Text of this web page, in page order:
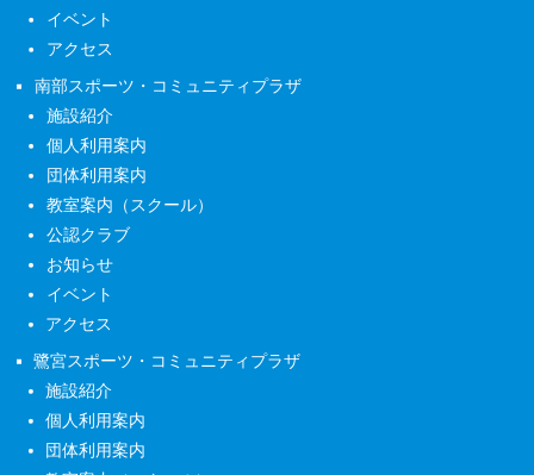
イベント
アクセス
南部スポーツ・コミュニティプラザ
施設紹介
個人利用案内
団体利用案内
教室案内（スクール）
公認クラブ
お知らせ
イベント
アクセス
鷺宮スポーツ・コミュニティプラザ
施設紹介
個人利用案内
団体利用案内